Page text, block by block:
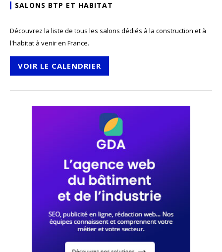
SALONS BTP ET HABITAT
Découvrez la liste de tous les salons dédiés à la construction et à
l'habitat à venir en France.
VOIR LE CALENDRIER